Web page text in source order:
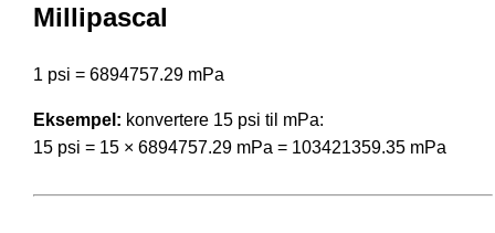
Millipascal
1 psi = 6894757.29 mPa
Eksempel: konvertere 15 psi til mPa:
15 psi = 15 × 6894757.29 mPa = 103421359.35 mPa